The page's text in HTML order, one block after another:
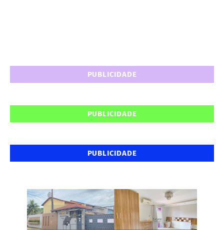
PUBLICIDADE
PUBLICIDADE
PUBLICIDADE